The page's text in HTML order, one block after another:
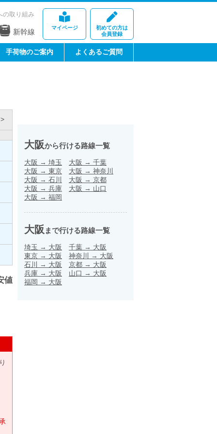
マイページ
初めての方は
会員登録
の取り組み
新幹線
手荷物のご案内 よくあるご質問
値
大阪から行ける路線一覧
大阪 → 埼玉 大阪 → 千葉
大阪 → 東京 大阪 → 神奈川
大阪 → 石川 大阪 → 京都
大阪 → 兵庫 大阪 → 山口
大阪 → 福岡
大阪 まで行ける路線一覧
埼玉 → 大阪 千葉 → 大阪
東京 → 大阪 神奈川 → 大阪
石川
→ 大阪 京都 → 大阪
兵庫 → 大阪 山口 → 大阪
福岡 → 大阪